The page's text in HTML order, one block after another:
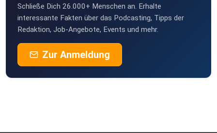
Schließe Dich 26.000+ Menschen an. Erhalte
interessante Fakten über das Podcasting, Tipps der
Redaktion, Job-Angebote, Events und mehr.
Zur Anmeldung